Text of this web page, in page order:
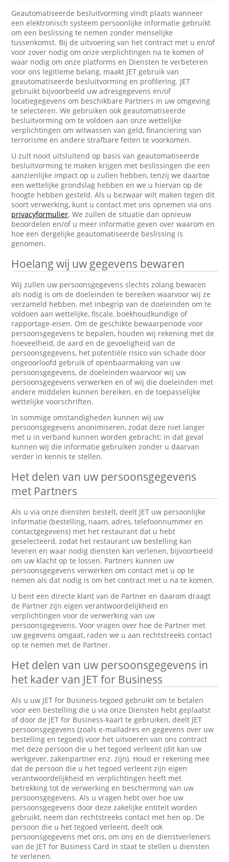
Geautomatiseerde besluitvorming vindt plaats wanneer
een elektronisch systeem persoonlijke informatie gebruikt
om een beslissing te nemen zonder menselijke
tussenkomst. Bij de uitvoering van het contract met u en/of
voor zover nodig om onze verplichtingen na te komen of
waar nodig om onze platforms en Diensten te verbeteren
voor ons legitieme belang, maakt JET gebruik van
geautomatiseerde besluitvorming en profilering. JET
gebruikt bijvoorbeeld uw adresgegevens en/of
locatiegegevens om beschikbare Partners in uw omgeving
te selecteren. We gebruiken ook geautomatiseerde
besluitvorming om te voldoen aan onze wettelijke
verplichtingen om witwassen van geld, financiering van
terrorisme en andere strafbare feiten te voorkomen.
U zult nooit uitsluitend op basis van geautomatiseerde
besluitvorming te maken krijgen met beslissingen die een
aanzienlijke impact op u zullen hebben, tenzij we daartoe
een wettelijke grondslag hebben en we u hiervan op de
hoogte hebben gesteld. Als u bezwaar wilt maken tegen dit
soort verwerking, kunt u contact met ons opnemen via ons
privacyformulier. We zullen de situatie dan opnieuw
beoordelen en/of u meer informatie geven over waarom en
hoe een dergelijke geautomatiseerde beslissing is
genomen.
Hoelang wij uw gegevens bewaren
Wij zullen uw persoonsgegevens slechts zolang bewaren
als nodig is om de doeleinden te bereiken waarvoor wij ze
verzameld hebben, met inbegrip van de doeleinden om te
voldoen aan wettelijke, fiscale, boekhoudkundige of
rapportage-eisen. Om de geschikte bewaarperiode voor
persoonsgegevens te bepalen, houden wij rekening met de
hoeveelheid, de aard en de gevoeligheid van de
persoonsgegevens, het potentiële risico van schade door
ongeoorloofd gebruik of openbaarmaking van uw
persoonsgegevens, de doeleinden waarvoor wij uw
persoonsgegevens verwerken en of wij die doeleinden met
andere middelen kunnen bereiken, en de toepasselijke
wettelijke voorschriften.
In sommige omstandigheden kunnen wij uw
persoonsgegevens anonimiseren, zodat deze niet langer
met u in verband kunnen worden gebracht; in dat geval
kunnen wij die informatie gebruiken zonder u daarvan
verder in kennis te stellen.
Het delen van uw persoonsgegevens
met Partners
Als u via onze diensten bestelt, deelt JET uw persoonlijke
informatie (bestelling, naam, adres, telefoonnummer en
contactgegevens) met het restaurant dat u hebt
geselecteerd, zodat het restaurant uw bestelling kan
leveren en waar nodig diensten kan verlenen, bijvoorbeeld
om uw klacht op te lossen. Partners kunnen uw
persoonsgegevens verwerken om contact met u op te
nemen als dat nodig is om het contract met u na te komen.
U bent een directe klant van de Partner en daarom draagt
de Partner zijn eigen verantwoordelijkheid en
verplichtingen voor de verwerking van uw
persoonsgegevens. Voor vragen over hoe de Partner met
uw gegevens omgaat, raden we u aan rechtstreeks contact
op te nemen met de Partner.
Het delen van uw persoonsgegevens in
het kader van JET for Business
Als u uw JET for Business-tegoed gebruikt om te betalen
voor een bestelling die u via onze Diensten hebt geplaatst
of door de JET for Business-kaart te gebruiken, deelt JET
persoonsgegevens (zoals e-mailadres en gegevens over uw
bestelling en tegoed) voor het uitvoeren van ons contract
met deze persoon die u het tegoed verleent (dit kan uw
werkgever, zakenpartner enz. zijn). Houd er rekening mee
dat de persoon die u het tegoed verleent zijn eigen
verantwoordelijkheid en verplichtingen heeft met
betrekking tot de verwerking en bescherming van uw
persoonsgegevens. Als u vragen hebt over hoe uw
persoonsgegevens door deze zakelijke entiteit worden
gebruikt, neem dan rechtstreeks contact met hen op. De
persoon die u het tegoed verleent, deelt ook
persoonsgegevens met ons, om ons en de dienstverleners
van de JET for Business Card in staat te stellen u diensten
te verlenen.